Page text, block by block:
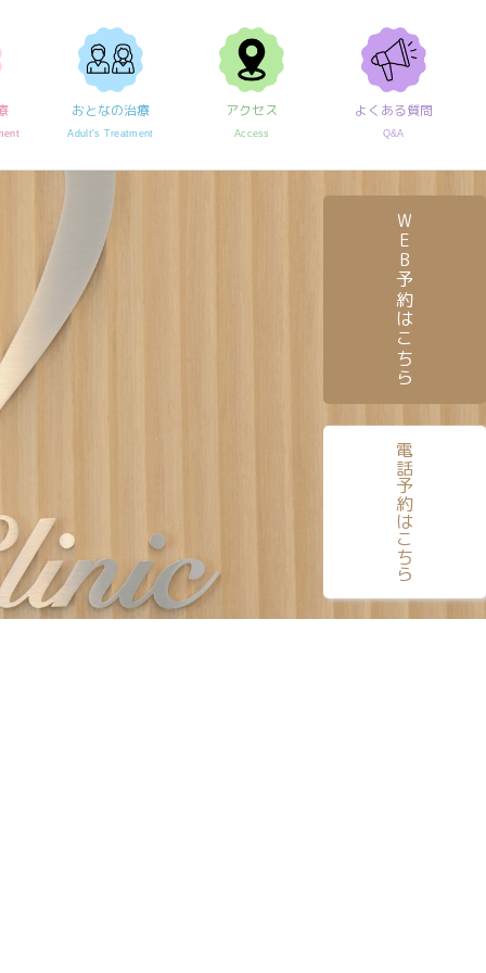
おとなの治療
Adult's Treatment
アクセス
Access
よくある質問
Q&A
WEB予約はこちら
電話予約はこちら